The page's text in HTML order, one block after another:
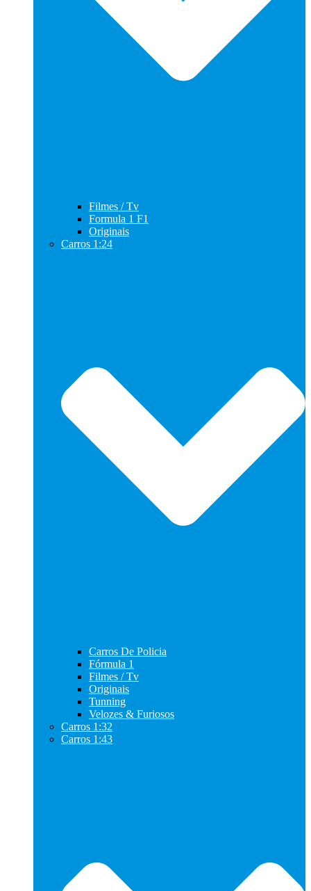
Filmes / Tv
Formula 1 F1
Originais
Carros 1:24
Carros De Policia
Fórmula 1
Filmes / Tv
Originais
Tunning
Velozes & Furiosos
Carros 1:32
Carros 1:43